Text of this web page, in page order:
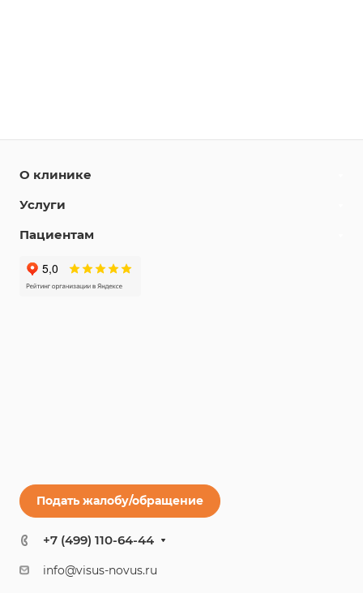
О клинике
Услуги
Пациентам
Подать жалобу/обращение
+7 (499) 110-64-44
info@visus-novus.ru